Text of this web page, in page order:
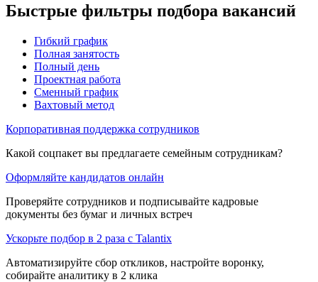
Быстрые фильтры подбора вакансий
Гибкий график
Полная занятость
Полный день
Проектная работа
Сменный график
Вахтовый метод
Корпоративная поддержка сотрудников
Какой соцпакет вы предлагаете семейным сотрудникам?
Оформляйте кандидатов онлайн
Проверяйте сотрудников и подписывайте кадровые
документы без бумаг и личных встреч
Ускорьте подбор в 2 раза с Talantix
Автоматизируйте сбор откликов, настройте воронку,
собирайте аналитику в 2 клика